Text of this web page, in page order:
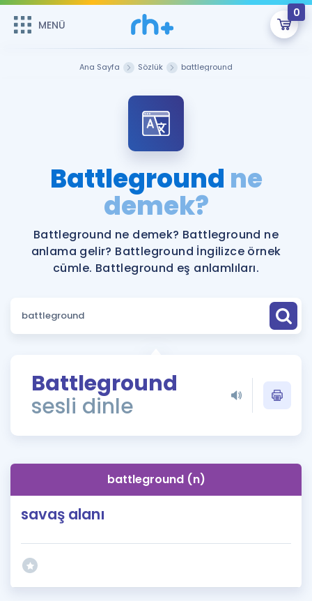
MENÜ
0
Şifremi Hatırlamıyorum
Sepetin Şu An Boş.
Remzi Hoca ile seni sınava hazırlayacak onlarca eğitim seni
bekliyor!
MENÜ
Katılımcı Görüşleri
Faydalı Araçlar
Ücretsiz Kaynaklar
Puan Hesaplama
ÖSYM Sınav Takvimi
Kampanyalar
İngilizce Gramer
İngilizce Gramer
Ana Sayfa Sözlük battleground
Battleground ne
demek?
Battleground ne demek? Battleground ne
anlama gelir? Battleground İngilizce örnek
cümle. Battleground eş anlamlıları.
Battleground
sesli dinle
battleground (n)
savaş alanı